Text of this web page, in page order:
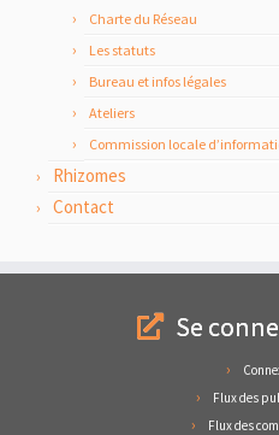
Charte du Réseau
Les statuts
Bureau et infos légales
Ateliers
Commission locale
Rhizomes
Contact
Se
Flux des
Flux des